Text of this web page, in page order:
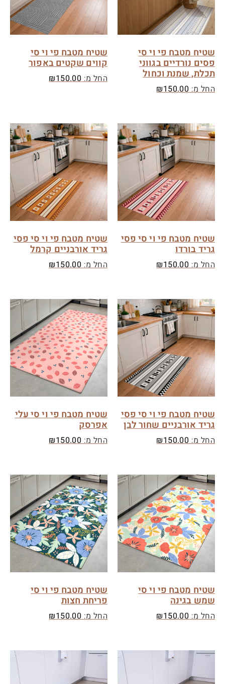
שטיח מטבח פי וי סי
פסים נורדיים בגווני
תכלת, שמנת וכחול
החל מ: ₪150.00
שטיח מטבח פי וי סי
קווים שקטים באפור
החל מ: ₪150.00
שטיח מטבח פי וי סי פסי
גריד בורדו
החל מ: ₪150.00
שטיח מטבח פי וי סי פסי
גריד אורבניים קרמל
החל מ: ₪150.00
שטיח מטבח פי וי סי פסי
גריד אורבניים שחור לבן
החל מ: ₪150.00
שטיח מטבח פי וי סי עלי
אפרסק
החל מ: ₪150.00
שטיח מטבח פי וי סי
שמש בגינה
החל מ: ₪150.00
שטיח מטבח פי וי סי
פריחת חצות
החל מ: ₪150.00